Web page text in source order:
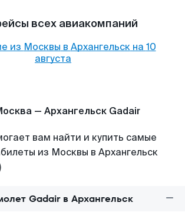
всех авиакомпаний
из Москвы в Архангельскна 10
августа
— Архангельск Gadair
вам найти и купить самые
из Москвы в Архангельск
Gadair в Архангельск